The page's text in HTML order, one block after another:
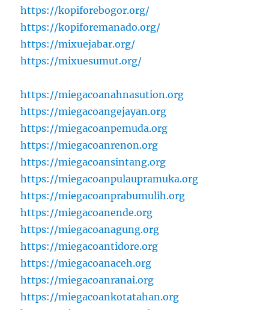
https://kopiforebogor.org/
https://kopiforemanado.org/
https://mixuejabar.org/
https://mixuesumut.org/
https://miegacoanahnasution.org
https://miegacoangejayan.org
https://miegacoanpemuda.org
https://miegacoanrenon.org
https://miegacoansintang.org
https://miegacoanpulaupramuka.org
https://miegacoanprabumulih.org
https://miegacoanende.org
https://miegacoanagung.org
https://miegacoantidore.org
https://miegacoanaceh.org
https://miegacoanranai.org
https://miegacoankotatahan.org